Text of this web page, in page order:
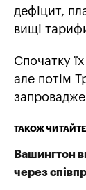
дефіцит,
вищі
Спочатку
але потім
ТАКОЖ ЧИТАЙТЕ
Вашингтон
через